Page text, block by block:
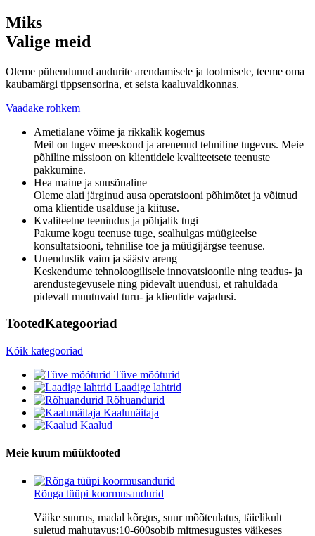
Miks
Valige meid
Oleme pühendunud andurite arendamisele ja tootmisele, teeme oma
kaubamärgi tippsensorina, et seista kaaluvaldkonnas.
Vaadake rohkem
Ametialane võime ja rikkalik kogemus
Meil on tugev meeskond ja arenenud tehniline tugevus. Meie
põhiline missioon on klientidele kvaliteetsete teenuste
pakkumine.
Hea maine ja suusõnaline
Oleme alati järginud ausa operatsiooni põhimõtet ja võitnud
oma klientide usalduse ja kiituse.
Kvaliteetne teenindus ja põhjalik tugi
Pakume kogu teenuse tuge, sealhulgas müügieelse
konsultatsiooni, tehnilise toe ja müügijärgse teenuse.
Uuenduslik vaim ja säästv areng
Keskendume tehnoloogilisele innovatsioonile ning teadus- ja
arendustegevusele ning pidevalt uuendusi, et rahuldada
pidevalt muutuvaid turu- ja klientide vajadusi.
TootedKategooriad
Kõik kategooriad
Tüve mõõturid
Laadige lahtrid
Rõhuandurid
Kaalunäitaja
Kaalud
Meie kuum müüktooted
Rõnga tüüpi koormusandurid
Väike suurus, madal kõrgus, suur mõõteulatus, täielikult
suletud mahutavus:10-600sobib mitmesugustes väikeses